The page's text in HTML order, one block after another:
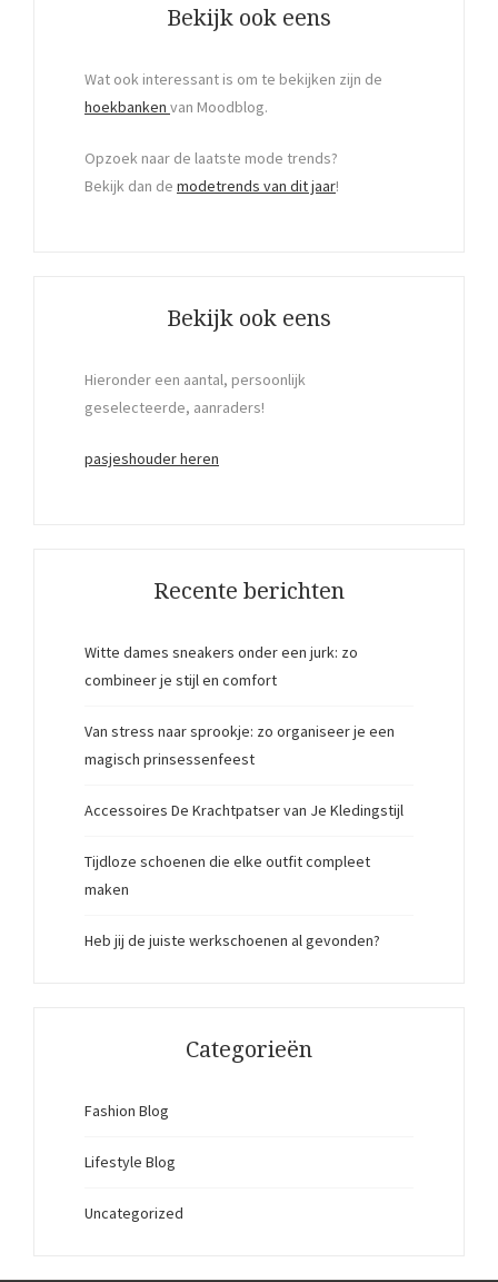
Bekijk ook eens
Wat ook interessant is om te bekijken zijn de
hoekbanken van Moodblog.
Opzoek naar de laatste mode trends?
Bekijk dan de modetrends van dit jaar!
Bekijk ook eens
Hieronder een aantal, persoonlijk
geselecteerde, aanraders!
pasjeshouder heren
Recente berichten
Witte dames sneakers onder een jurk: zo
combineer je stijl en comfort
Van stress naar sprookje: zo organiseer je een
magisch prinsessenfeest
Accessoires De Krachtpatser van Je Kledingstijl
Tijdloze schoenen die elke outfit compleet
maken
Heb jij de juiste werkschoenen al gevonden?
Categorieën
Fashion Blog
Lifestyle Blog
Uncategorized